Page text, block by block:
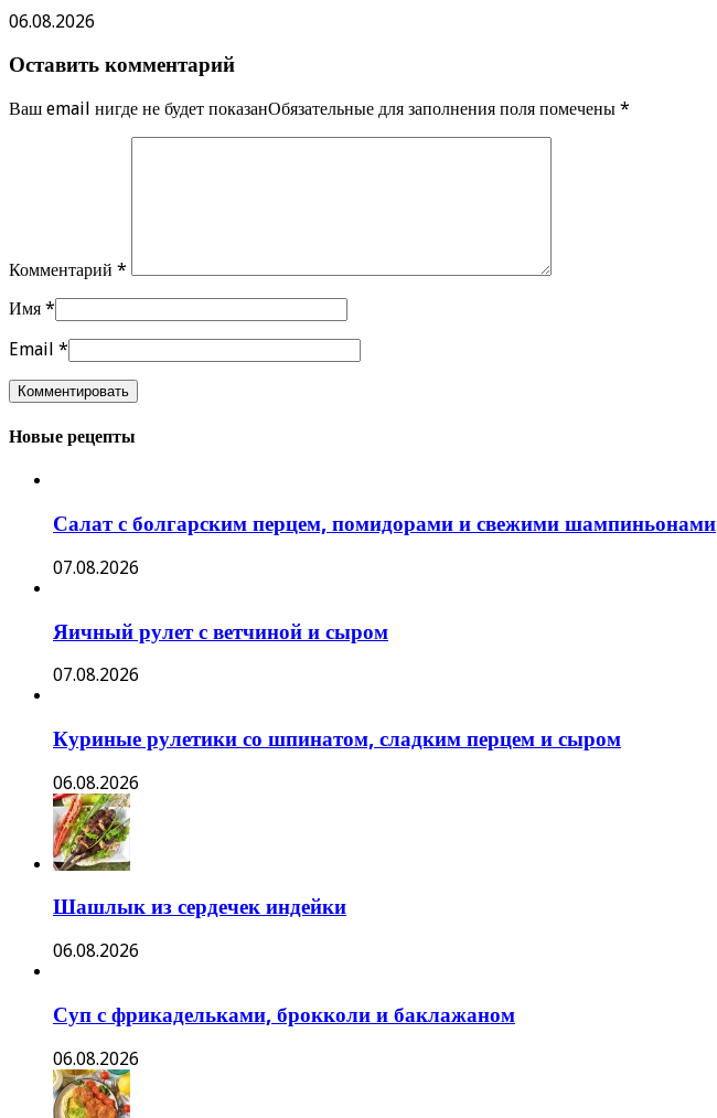
06.08.2026
Оставить комментарий
Ваш email нигде не будет показанОбязательные для заполнения поля помечены *
Комментарий *
Имя *
Email *
Новые рецепты
Салат с болгарским перцем, помидорами и свежими шампиньонами
07.08.2026
Яичный рулет с ветчиной и сыром
07.08.2026
Куриные рулетики со шпинатом, сладким перцем и сыром
06.08.2026
Шашлык из сердечек индейки
06.08.2026
Суп с фрикадельками, брокколи и баклажаном
06.08.2026